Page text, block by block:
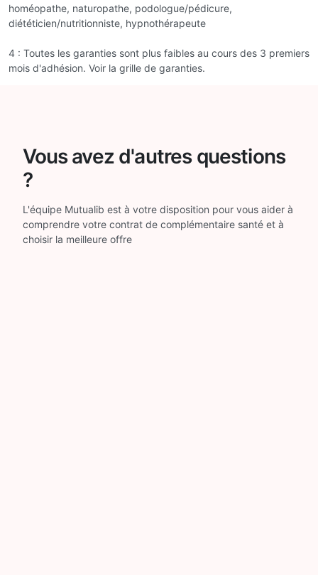
homéopathe, naturopathe, podologue/pédicure,
diététicien/nutritionniste, hypnothérapeute
4 : Toutes les garanties sont plus faibles au cours des 3 premiers
mois d'adhésion. Voir la grille de garanties.
Vous avez d'autres questions
?
L'équipe Mutualib est à votre disposition pour vous aider à
comprendre votre contrat de complémentaire santé et à
choisir la meilleure offre